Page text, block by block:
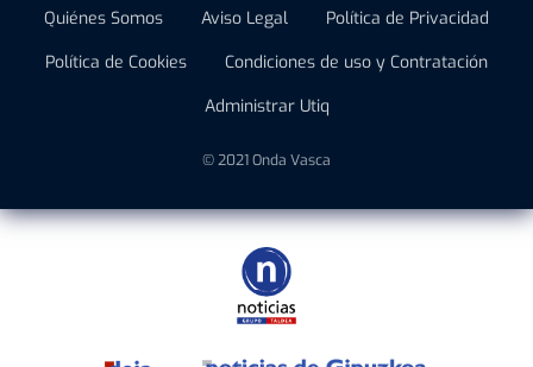
Quiénes Somos Aviso Legal
Política de Privacidad
Política de Cookies
Condiciones de uso y Contratación
Administrar Utiq
© 2021 Onda Vasca